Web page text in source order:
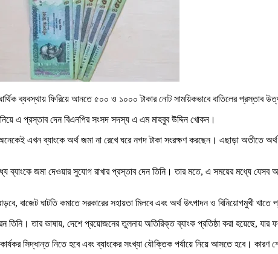
ব্যবস্থায় ফিরিয়ে আনতে ৫০০ ও ১০০০ টাকার নোট সাময়িকভাবে বাতিলের প্রস্তাব
এ প্রস্তাব দেন বিএনপির সংসদ সদস্য এ এম মাহবুব উদ্দিন খোকন।
এখন ব্যাংকে অর্থ জমা না রেখে ঘরে নগদ টাকা সংরক্ষণ করছেন। এছাড়া অতীতে অর্থ
ব্যাংকে জমা দেওয়ার সুযোগ রাখার প্রস্তাব দেন তিনি। তার মতে, এ সময়ের মধ্যে যেসব
বাজেট ঘাটতি কমাতে সরকারের সহায়তা মিলবে এবং অর্থ উৎপাদন ও বিনিয়োগমুখী খাতে
তিনি। তার ভাষায়, দেশে প্রয়োজনের তুলনায় অতিরিক্ত ব্যাংক প্রতিষ্ঠা করা হয়েছে,
সিদ্ধান্ত নিতে হবে এবং ব্যাংকের সংখ্যা যৌক্তিক পর্যায়ে নিয়ে আসতে হবে। কারণ